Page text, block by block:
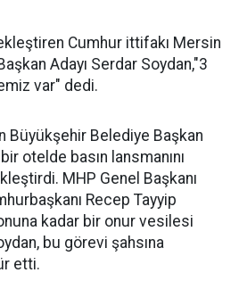
Cumhur ittifakı Mersin
Adayı Serdar Soydan,"3
var" dedi.
Büyükşehir Belediye Başkan
otelde basın lansmanını
MHP Genel Başkanı
Recep Tayyip
kadar bir onur vesilesi
bu görevi şahsına
etti.